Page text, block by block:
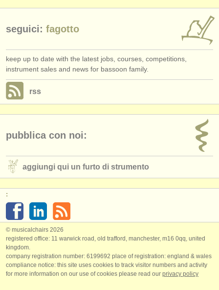
seguici: fagotto
keep up to date with the latest jobs, courses, competitions,
instrument sales and news for bassoon family.
rss
pubblica con noi:
aggiungi qui un furto di strumento
:
© musicalchairs 2026
registered office: 11 warwick road, old trafford, manchester, m16 0qq, united
kingdom.
company registration number: ​6199692 place of registration: england & wales
compliance notice: ​this site uses cookies to track visitor numbers and activity
for more information on our use of cookies please read our privacy policy